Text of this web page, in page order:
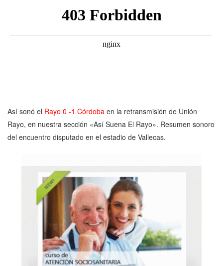
Así sonó el Rayo 0 -1 Córdoba en la retransmisión de Unión
Rayo, en nuestra sección «Así Suena El Rayo». Resumen sonoro
del encuentro disputado en el estadio de Vallecas.